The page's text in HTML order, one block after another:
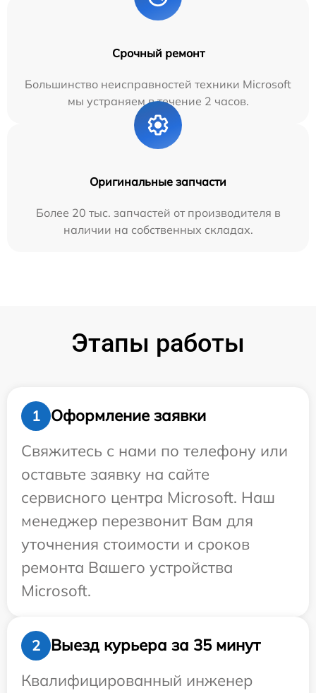
Срочный ремонт
Большинство неисправностей техники Microsoft
мы устраняем в течение 2 часов.
Оригинальные запчасти
Более 20 тыс. запчастей от производителя в
наличии на собственных складах.
Этапы работы
1
Оформление заявки
Свяжитесь с нами по телефону или
оставьте заявку на сайте
сервисного центра Microsoft. Наш
менеджер перезвонит Вам для
уточнения стоимости и сроков
ремонта Вашего устройства
Microsoft.
2
Выезд курьера за 35 минут
Квалифицированный инженер